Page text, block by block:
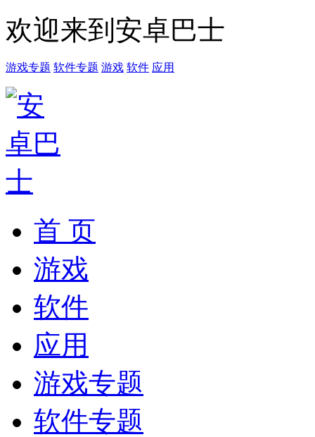
欢迎来到安卓巴士
游戏专题 软件专题 游戏 软件 应用
首 页
游戏
软件
应用
游戏专题
软件专题